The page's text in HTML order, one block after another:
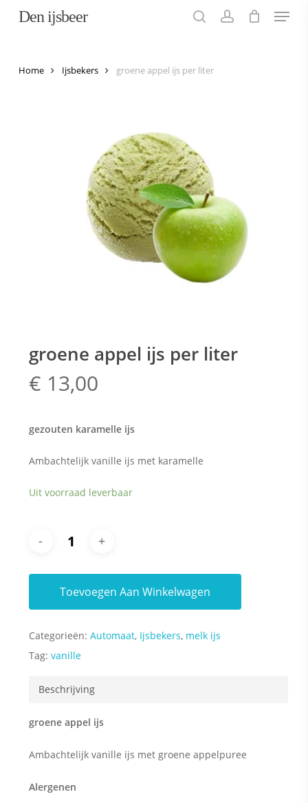
Den ijsbeer Menu
Home Ijsbekers groene appel ijs per liter
groene appel ijs per liter
€ 13,00
gezouten karamelle ijs
Ambachtelijk vanille ijs met karamelle
Uit voorraad leverbaar
Toevoegen Aan Winkelwagen
Categorieën: Automaat, Ijsbekers, melk ijs
Tag: vanille
Beschrijving
groene appel ijs
Ambachtelijk vanille ijs met groene appelpuree
Alergenen